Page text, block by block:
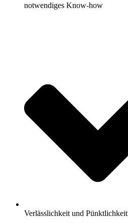
notwendiges Know-how
Verlässlichkeit und Pünktlichkeit